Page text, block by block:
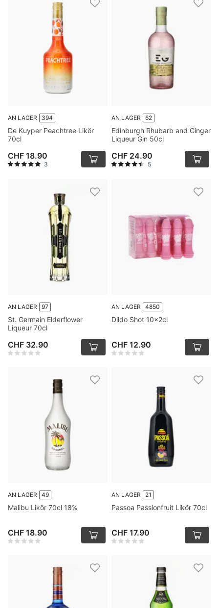
AN LAGER 394
De Kuyper Peachtree Likör
70cl
CHF 18.90
3
AN LAGER 62
Edinburgh Rhubarb and Ginger
Liqueur Gin 50cl
CHF 24.90
5
AN LAGER 97
St. Germain Elderflower
Liqueur 70cl
CHF 32.90
AN LAGER 4850
Dildo Shot 10x2cl
CHF 12.90
AN LAGER 49
Malibu Likör 70cl 18%
CHF 18.90
AN LAGER 21
Passoa Passionfruit Likör 70cl
CHF 17.90